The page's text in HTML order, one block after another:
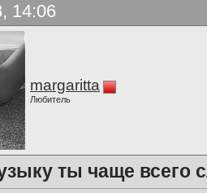
14:06
margaritta
Любитель
ты чаще всего